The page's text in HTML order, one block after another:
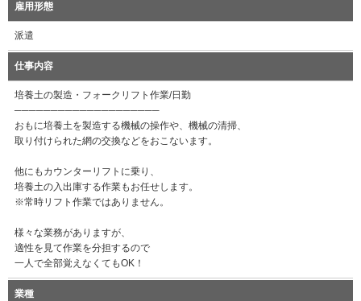
雇用形態
派遣
仕事内容
培養土の製造・フォークリフト作業/日勤
────────────────────
おもに培養土を製造する機械の操作や、機械の清掃、
取り付けられた網の交換などをおこないます。
他にもカウンターリフトに乗り、
培養土の入出庫する作業もお任せします。
※常時リフト作業ではありません。
様々な業務がありますが、
適性を見て作業を分担するので
一人で全部覚えなくてもOK！
業種